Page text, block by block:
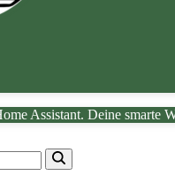
Assistant. Deine smarte